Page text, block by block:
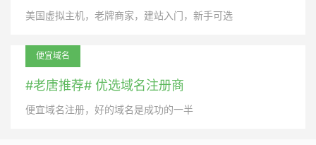
美国虚拟主机，老牌商家，建站入门，新手可选
便宜域名
#老唐推荐# 优选域名注册商
便宜域名注册，好的域名是成功的一半